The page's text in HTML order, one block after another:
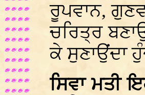
ਰੂਪਵਾਨ,
ਚਰਿਤ੍ਰ
ਕੇ ਸੁਣਾਉਂਦਾ
ਸਿਵਾ ਮਤੀ